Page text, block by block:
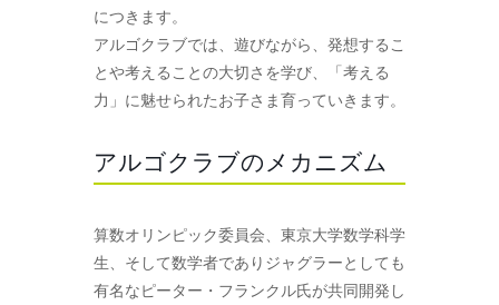
につきます。
アルゴクラブでは、遊びながら、発想するこ
とや考えることの大切さを学び、「考える
力」に魅せられたお子さま育っていきます。
アルゴクラブのメカニズム
算数オリンピック委員会、東京大学数学科学
生、そして数学者でありジャグラーとしても
有名なピーター・フランクル氏が共同開発し